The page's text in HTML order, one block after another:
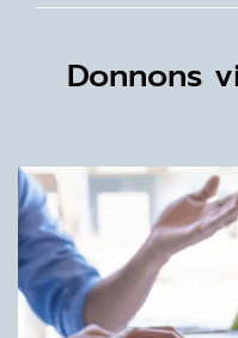
Donnons